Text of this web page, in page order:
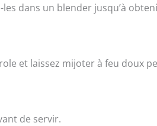
dans un blender jusqu’à
et laissez mijoter à feu doux
de servir.